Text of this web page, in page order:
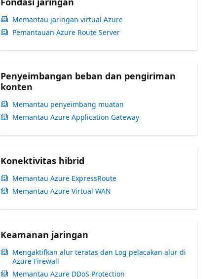
Memantau jaringan virtual Azure
Pemantauan Azure Route Server
Penyeimbangan beban dan pengiriman
konten
Memantau penyeimbang muatan
Memantau Azure Application Gateway
Konektivitas hibrid
Memantau Azure ExpressRoute
Memantau Azure Virtual WAN
Keamanan jaringan
Mengaktifkan alur teratas dan Log pelacakan alur di
Azure Firewall
Memantau Azure DDoS Protection